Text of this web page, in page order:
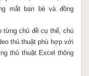
mắt bạn bè và đồng
từng chủ đề cụ thể, chú
thủ thuật phù hợp với
thủ thuật Excel thông